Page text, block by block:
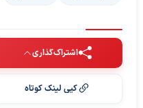
اشتراک‌گذاری
کپی لینک کوتاه